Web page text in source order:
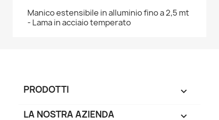
Manico estensibile in alluminio fino a 2,5 mt
- Lama in acciaio temperato
PRODOTTI 
LA NOSTRA AZIENDA 